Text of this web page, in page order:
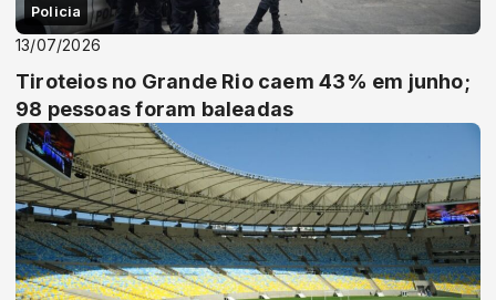
Policia
13/07/2026
Tiroteios no Grande Rio caem 43% em junho;
98 pessoas foram baleadas